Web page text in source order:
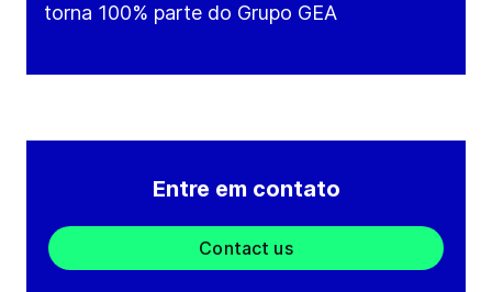
torna 100% parte do Grupo GEA
Entre em contato
Contact us